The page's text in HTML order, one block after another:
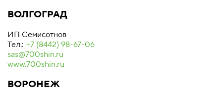
ВОЛГОГРАД
ИП Семисотнов
Тел.: +7 (8442) 98-67-06
sas@700shin.ru
www.700shin.ru
ВОРОНЕЖ